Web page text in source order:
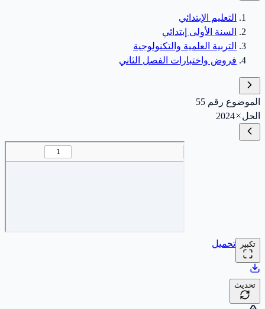
التعليم الإبتدائي
السنة الأولى إبتدائي
التربية العلمية والتكنولوجية
فروض واختبارات الفصل الثاني
الموضوع رقم 55
الحل
2024
تكبير تحميل
تحديث